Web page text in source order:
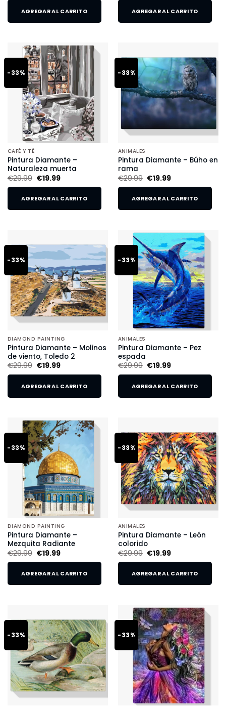
AGREGAR AL CARRITO AGREGAR AL CARRITO
-33%
CAFÉ Y TÉ
Pintura Diamante –
Naturaleza muerta
€29.99 €19.99
AGREGAR AL CARRITO
-33%
ANIMALES
Pintura Diamante – Búho en
rama
€29.99 €19.99
AGREGAR AL CARRITO
-33%
DIAMOND PAINTING
Pintura Diamante – Molinos
de viento, Toledo 2
€29.99 €19.99
AGREGAR AL CARRITO
-33%
ANIMALES
Pintura Diamante – Pez
espada
€29.99 €19.99
AGREGAR AL CARRITO
-33%
DIAMOND PAINTING
Pintura Diamante –
Mezquita Radiante
€29.99 €19.99
AGREGAR AL CARRITO
-33%
ANIMALES
Pintura Diamante – León
colorido
€29.99 €19.99
AGREGAR AL CARRITO
-33% -33%